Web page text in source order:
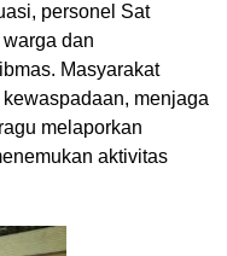
personel Sat
dan
Masyarakat
menjaga
melaporkan
aktivitas